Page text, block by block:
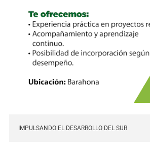
IMPULSANDO EL DESARROLLO DEL SUR